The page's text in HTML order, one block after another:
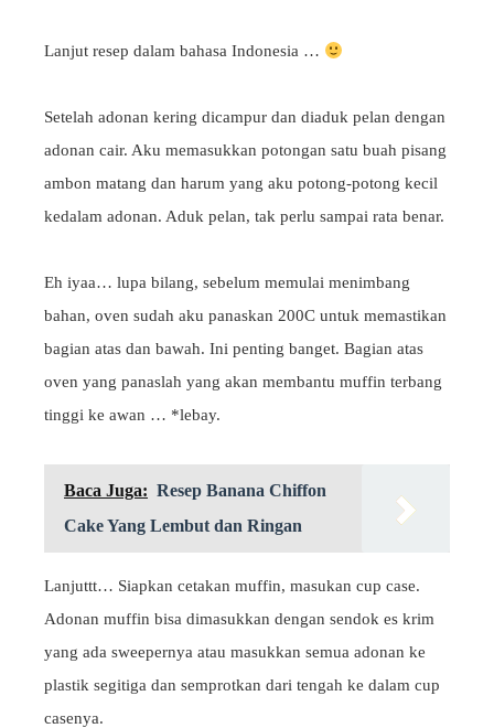
Lanjut resep dalam bahasa Indonesia …
Setelah adonan kering dicampur dan diaduk pelan dengan
adonan cair. Aku memasukkan potongan satu buah pisang
ambon matang dan harum yang aku potong-potong kecil
kedalam adonan. Aduk pelan, tak perlu sampai rata benar.
Eh iyaa… lupa bilang, sebelum memulai menimbang
bahan, oven sudah aku panaskan 200C untuk memastikan
bagian atas dan bawah. Ini penting banget. Bagian atas
oven yang panaslah yang akan membantu muffin terbang
tinggi ke awan … *lebay.
Baca Juga: Resep Banana Chiffon
Cake Yang Lembut dan Ringan
Lanjuttt… Siapkan cetakan muffin, masukan cup case.
Adonan muffin bisa dimasukkan dengan sendok es krim
yang ada sweepernya atau masukkan semua adonan ke
plastik segitiga dan semprotkan dari tengah ke dalam cup
casenya.